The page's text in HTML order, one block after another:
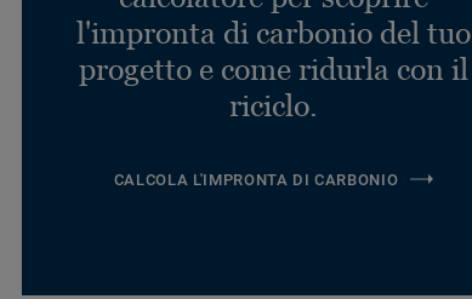
l'impronta di carbonio del tuo
progetto e come ridurla con il
riciclo.
CALCOLA L'IMPRONTA DI CARBONIO